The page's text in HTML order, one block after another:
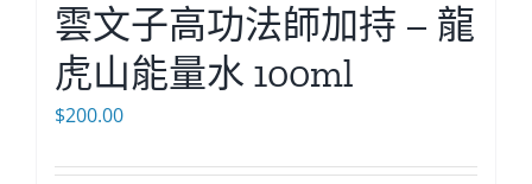
雲文子高功法師加持 – 龍
虎山能量水 100ml
$200.00